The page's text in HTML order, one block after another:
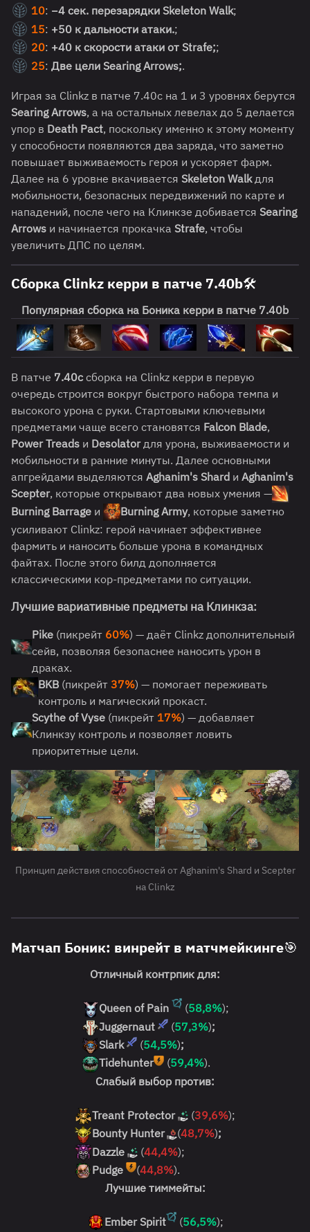
10: −4 сек. перезарядки Skeleton Walk;
15: +50 к дальности атаки.;
20: +40 к скорости атаки от Strafe;;
25: Две цели Searing Arrows;.
Играя за Clinkz в патче 7.40c на 1 и 3 уровнях берутся
Searing Arrows, а на остальных левелах до 5 делается
упор в Death Pact, поскольку именно к этому моменту
у способности появляются два заряда, что заметно
повышает выживаемость героя и ускоряет фарм.
Далее на 6 уровне вкачивается Skeleton Walkдля
мобильности, безопасных передвижений по карте и
нападений, после чего на Клинкзе добивается Searing
Arrows и начинается прокачка Strafe, чтобы
увеличить ДПС по целям.
Сборка Clinkz керри в патче 7.40b🛠️
Популярная сборка на Боника керри в патче 7.40b
В патче 7.40c сборка на Clinkz керри в первую
очередь строится вокруг быстрого набора темпа и
высокого урона с руки. Стартовыми ключевыми
предметами чаще всего становятся Falcon Blade,
Power Treads и Desolatorдля урона, выживаемости и
мобильности в ранние минуты. Далее основными
апгрейдами выделяются Aghanim's Shard и Aghanim's
Scepter, которые открывают два новых умения —
Burning Barrage и Burning Army, которые заметно
усиливают Clinkz: герой начинает эффективнее
фармить и наносить больше урона в командных
файтах. После этого билд дополняется
классическими кор-предметами по ситуации.
Лучшие вариативные предметы на Клинкза:
Pike (пикрейт 60%) — даёт Clinkz дополнительный
сейв, позволяя безопаснее наносить урон в
драках.
BKB (пикрейт37%) — помогает переживать
контроль и магический прокаст.
Scythe of Vyse (пикрейт 17%) — добавляет
Клинкзу контроль и позволяет ловить
приоритетные цели.
Принцип действия способностей от Aghanim's Shard и Scepter
на Clinkz
Матчап Боник: винрейт в матчмейкинге🎯
Отличный контрпик для:
Queen of Pain (58,8%);
Juggernaut
(57,3%);
Slark
(54,5%);
Tidehunter
(59,4%).
Слабый выбор против:
Treant Protector (39,6%);
Bounty Hunter
(48,7%);
Dazzle
(44,4%);
Pudge
(44,8%).
Лучшие тиммейты:
Ember Spirit (56,5%);